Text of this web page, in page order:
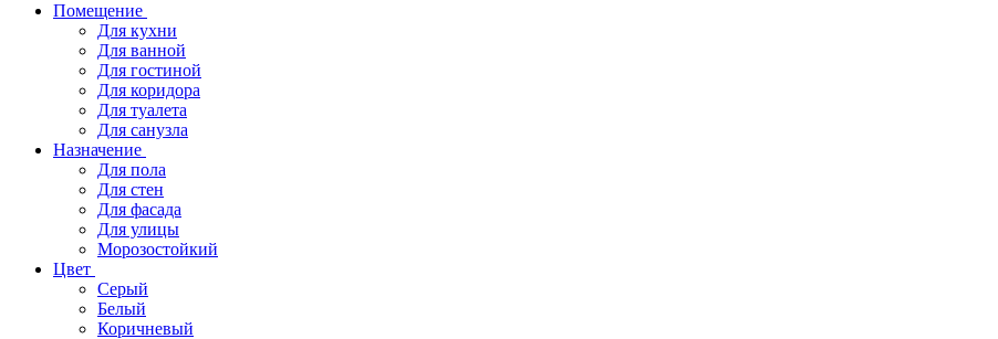
Помещение
Для кухни
Для ванной
Для гостиной
Для коридора
Для туалета
Для санузла
Назначение
Для пола
Для стен
Для фасада
Для улицы
Морозостойкий
Цвет
Серый
Белый
Коричневый